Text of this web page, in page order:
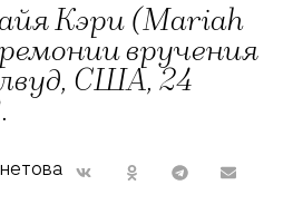
Кэри (Mariah
вручения
США, 24